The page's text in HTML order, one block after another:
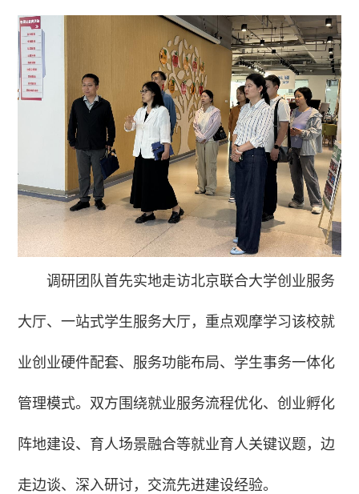
调研团队首先实地走访北京联合大学创业服务
大厅、一站式学生服务大厅，重点观摩学习该校就
业创业硬件配套、服务功能布局、学生事务一体化
管理模式。双方围绕就业服务流程优化、创业孵化
阵地建设、育人场景融合等就业育人关键议题，边
走边谈、深入研讨，交流先进建设经验。